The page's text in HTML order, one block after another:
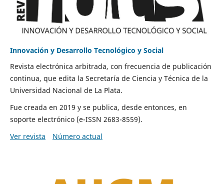
Innovación y Desarrollo Tecnológico y Social
Revista electrónica arbitrada, con frecuencia de publicación
continua, que edita la Secretaría de Ciencia y Técnica de la
Universidad Nacional de La Plata.
Fue creada en 2019 y se publica, desde entonces, en
soporte electrónico (e-ISSN 2683-8559).
Ver revista
Número actual